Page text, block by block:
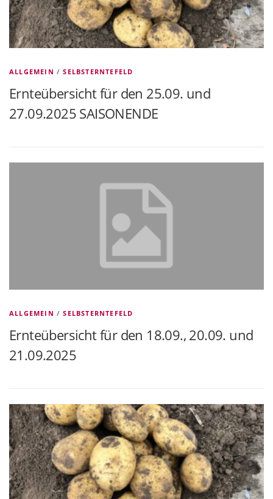
ALLGEMEIN /SELBSTERNTEFELD
Ernteübersicht für den 25.09. und
27.09.2025 SAISONENDE
ALLGEMEIN /SELBSTERNTEFELD
Ernteübersicht für den 18.09., 20.09. und
21.09.2025